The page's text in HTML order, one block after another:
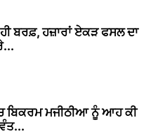
ਬਰਫ਼, ਹਜ਼ਾਰਾਂ ਏਕੜ ਫਸਲ ਦਾ
ਬਿਕਰਮ ਮਜੀਠੀਆ ਨੂੰ ਆਹ ਕੀ